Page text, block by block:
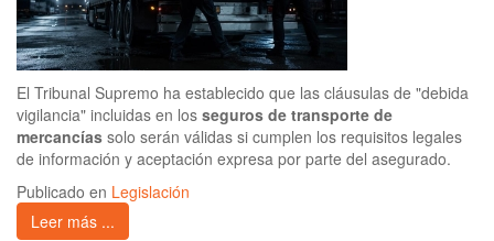
El Tribunal Supremo ha establecido que las cláusulas de "debida
vigilancia" incluidas en los seguros de transporte de
mercancías solo serán válidas si cumplen los requisitos legales
de información y aceptación expresa por parte del asegurado.
Publicado en Legislación
Leer más ...